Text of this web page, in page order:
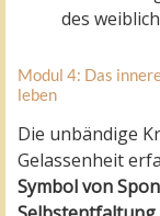
des
Modul 4: Das
leben
Die unbändige
Gelassenheit
Symbol von